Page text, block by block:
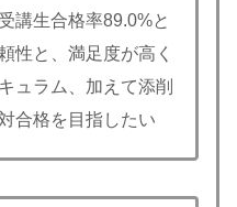
講生合格率89.0%と
性と、満足度が高く
ュラム、加えて添削
合格を目指したい